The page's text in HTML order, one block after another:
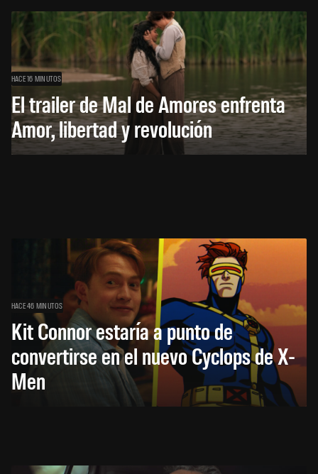
HACE 16 MINUTOS
El trailer de Mal de Amores enfrenta
Amor, libertad y revolución
HACE 46 MINUTOS
Kit Connor estaría a punto de
convertirse en el nuevo Cyclops de X-
Men